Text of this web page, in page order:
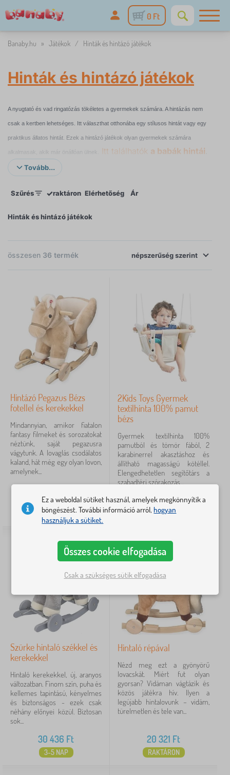
0 Ft
Banaby.hu » Játékok / Hinták és hintázó játékok
Hinták és hintázó játékok
A nyugtató és vad ringatózás tökéletes a gyermekek számára. A hintázás nem
csak a kertben lehetséges. Itt választhat otthonába egy stílusos hintát vagy egy
praktikus állatos hintát. Ezek a hintázó játékok olyan gyermekek számára
alkalmasak, akik már önállóan ülnek. Itt találhatók a babák hintái
A gyerekszobában lógó hinták könnyen rögzíthetők. Legalább 2,5 m-es
belmagasságú helyiségekbe alkalmasak. Ha van kertje, akkor válasszon egy
örömüket. Az állatos hinták egyszerre szépek és praktikusak. Könnyen
Tovább...
Szűrés ✓raktáron Elérhetőség Ár
4 489 Ft
30 462 Ft
Keresés a szűrőn belül
Törlés SZŰRÉS
Hinták és hintázó játékok
összesen 36 termék
népszerűség
Hintázó Pegazus Bézs
fotellel és kerekekkel
Mindannyian, amikor fiatalon
fantasy filmeket és sorozatokat
néztünk, saját pegazusra
vágytunk. A lovaglás csodálatos
kaland, hát még egy olyan lovon,
amelynek...
30 436Ft
RAKTÁRON
2Kids Toys Gyermek
textilhinta 100% pamut
bézs
Gyermek textilhinta 100%
pamutból és tömör fából, 2
karabinerrel akasztáshoz és
állítható magasságú kötéllel.
Elengedhetetlen segítőtárs a
szabadtéri szórakozás...
17 509Ft
RAKTÁRON
Szürke hintaló székkel és
kerekekkel
Hintaló kerekekkel, új, aranyos
változatban. Finom szín, puha és
kellemes tapintású, kényelmes
és biztonságos - ezek csak
néhány előnyei közül. Biztosan
sok...
30 436 Ft
3-5 NAP
Hintaló répával
Nézd meg ezt a gyönyörű
lovacskát. Miért fut olyan
gyorsan? Vidáman vágtázik és
közös játékra hív. Ilyen a
legújabb hintalovunk – vidám,
türelmetlen és tele van...
20 321 Ft
RAKTÁRON
Ez a weboldal sütiket használ, amelyek megkönnyítik a
böngészést. További információ arról,hogyan
használjuk a sütiket.
Összes cookie elfogadása
Csak a szükséges sütik elfogadása